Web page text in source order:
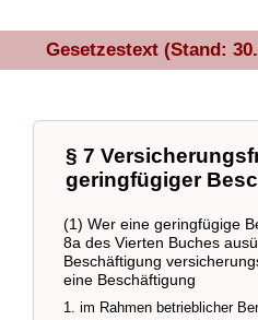
Gesetzestext (Stand:
§ 7
geringfügiger
(1) Wer eine geringfügige
8a des Vierten Buches
Beschäftigung
eine Beschäftigung
1. im Rahmen betrieblicher